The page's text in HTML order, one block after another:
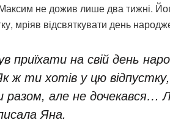
не дожив лише два тижні.
мріяв відсвяткувати день
приїхати на свій день
ж ти хотів у цю
разом, але не дочекався…
Яна.